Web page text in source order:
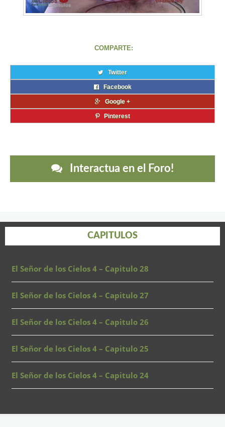
COMPARTE:
Twitter
Facebook
Google +
Pinterest
Interactua en el Foro!
CAPITULOS
El Señor de los Cielos 4 – Capitulo 28
El Señor de los Cielos 4 – Capitulo 27
El Señor de los Cielos 4 – Capitulo 26
El Señor de los Cielos 4 – Capitulo 25
El Señor de los Cielos 4 – Capitulo 24